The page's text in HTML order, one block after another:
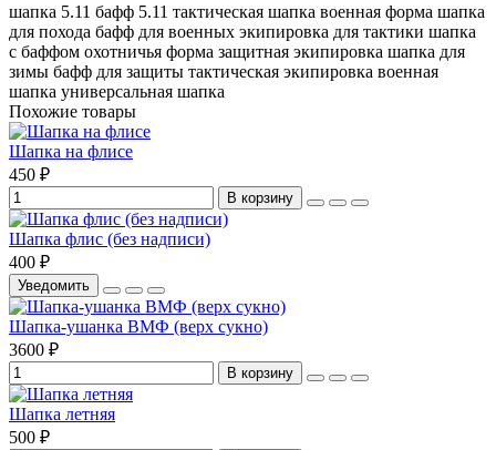
шапка 5.11 бафф 5.11 тактическая шапка военная форма шапка
для похода бафф для военных экипировка для тактики шапка
с баффом охотничья форма защитная экипировка шапка для
зимы бафф для защиты тактическая экипировка военная
шапка универсальная шапка
Похожие товары
Шапка на флисе
450 ₽
В корзину
Шапка флис (без надписи)
400 ₽
Уведомить
Шапка-ушанка ВМФ (верх сукно)
3600 ₽
В корзину
Шапка летняя
500 ₽